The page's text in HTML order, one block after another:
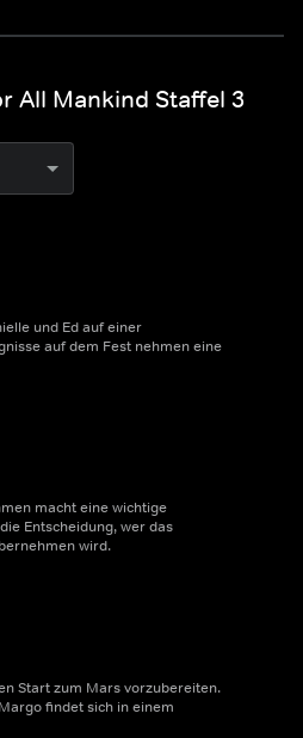
All Mankind Staffel 3
und Ed auf einer
auf dem Fest nehmen eine
macht eine wichtige
Entscheidung, wer das
wird.
Start zum Mars vorzubereiten.
findet sich in einem